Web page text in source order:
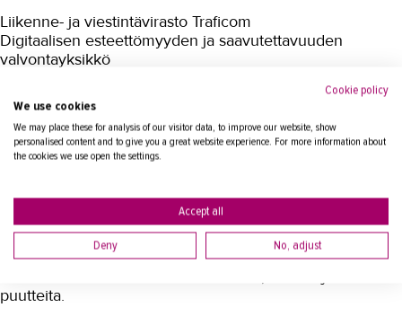
Liikenne- ja viestintävirasto Traficom
Digitaalisen esteettömyyden ja saavutettavuuden
valvontayksikkö
00059 TRAFICOM
www.saavutettavuusvaatimukset.fi
saavutettavuus(at)traficom.fi
Puhelinnumero vaihde: 029 534 5000
Teemme työtä saavutettavuuden
parantamiseksi
puutteita.
Cookie policy
We use cookies
We may place these for analysis of our visitor data, to improve our website, show
personalised content and to give you a great website experience. For more information about
the cookies we use open the settings.
Accept all
Deny No, adjust